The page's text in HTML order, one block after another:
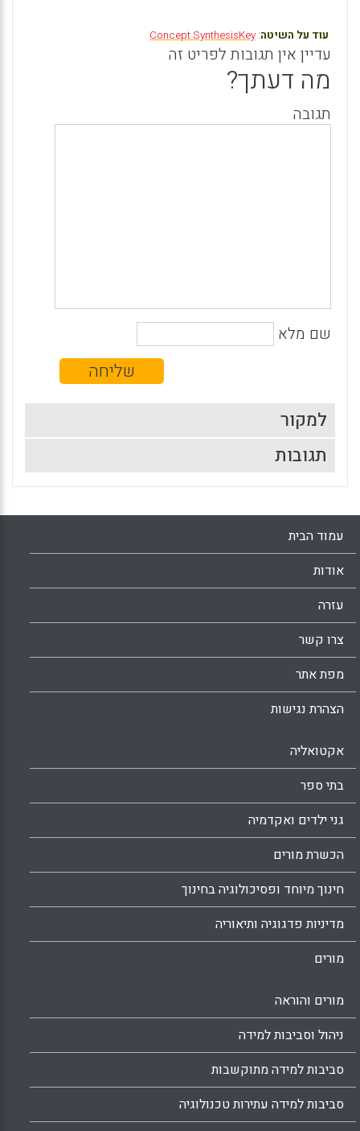
עוד על השיטה:
Key
Concept Synthesis
עדיין אין תגובות לפריט זה
מה דעתך?
תגובה
שם מלא
למקור
תגובות
עמוד הבית
אודות
עזרה
צרו קשר
מפת אתר
הצהרת נגישות
אקטואליה
בתי ספר
גני ילדים ואקדמיה
הכשרת מורים
חינוך מיוחד ופסיכולוגיה בחינוך
מדיניות פדגוגיה ותיאוריה
מורים
מורים והוראה
ניהול וסביבות למידה
סביבות למידה מתוקשבות
סביבות למידה עתירות טכנולוגיה